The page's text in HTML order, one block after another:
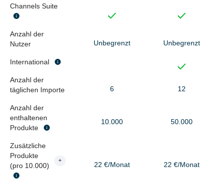
Channels Suite
Anzahl der
Nutzer
Unbegrenzt Unbegrenzt
International
Anzahl der
täglichen Importe
6 12
Anzahl der
enthaltenen
Produkte
10.000 50.000
Zusätzliche
Produkte
(pro 10.000)
+
22 €/Monat 22 €/Monat